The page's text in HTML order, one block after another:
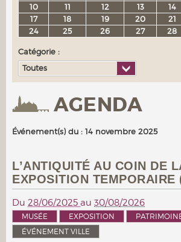
AGENDA
Événement(s) du : 14 novembre 2025
L’ANTIQUITÉ AU COIN DE
EXPOSITION TEMPORAIRE
Du 28/06/2025 au 30/08/2026
MUSÉE EXPOSITION
ÉVÉNEMENT VILLE
10
11 12 13 14
17
18 19 20 21
24
25 26 27 28
Catégorie :
Toutes